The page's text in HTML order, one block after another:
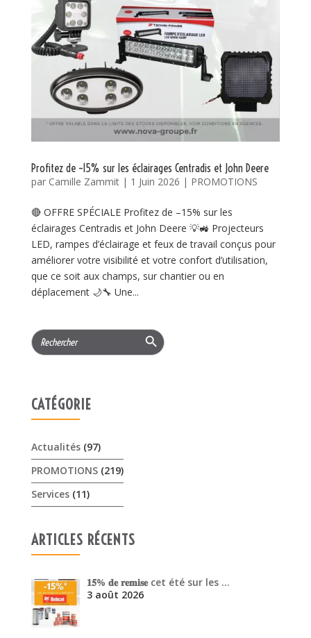
Profitez de –15% sur les éclairages Centradis et John Deere
par Camille Zammit| 1 Juin 2026 | PROMOTIONS
🔴 OFFRE SPÉCIALE Profitez de –15% sur les
éclairages Centradis et John Deere 💡🚜 Projecteurs
LED, rampes d’éclairage et feux de travail conçus pour
améliorer votre visibilité et votre confort d’utilisation,
que ce soit aux champs, sur chantier ou en
déplacement 🌙🔧 Une...
Search
for:
Search Button
CATÉGORIE
Actualités(97)
PROMOTIONS(219)
Services(11)
ARTICLES RÉCENTS
𝟏𝟓% 𝐝𝐞 𝐫𝐞𝐦𝐢𝐬𝐞 cet été sur les …
3 août 2026